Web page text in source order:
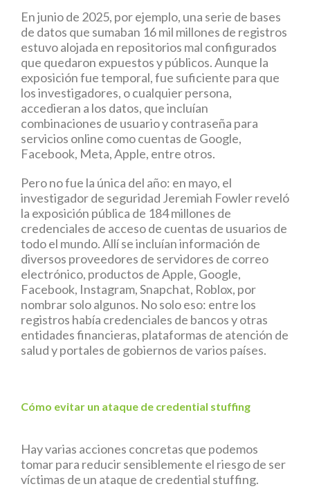
En junio de 2025, por ejemplo, una serie de bases
de datos que sumaban 16 mil millones de registros
estuvo alojada en repositorios mal configurados
que quedaron expuestos y públicos. Aunque la
exposición fue temporal, fue suficiente para que
los investigadores, o cualquier persona,
accedieran a los datos, que incluían
combinaciones de usuario y contraseña para
servicios online como cuentas de Google,
Facebook, Meta, Apple, entre otros.
Pero no fue la única del año: en mayo, el
investigador de seguridad Jeremiah Fowler reveló
la exposición pública de 184 millones de
credenciales de acceso de cuentas de usuarios de
todo el mundo. Allí se incluían información de
diversos proveedores de servidores de correo
electrónico, productos de Apple, Google,
Facebook, Instagram, Snapchat, Roblox, por
nombrar solo algunos. No solo eso: entre los
registros había credenciales de bancos y otras
entidades financieras, plataformas de atención de
salud y portales de gobiernos de varios países.
Cómo evitar un ataque de credential stuffing
Hay varias acciones concretas que podemos
tomar para reducir sensiblemente el riesgo de ser
víctimas de un ataque de credential stuffing.